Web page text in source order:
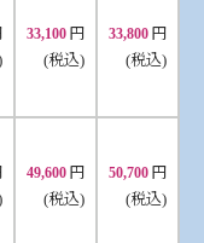
33,100 円
(税込)
33,800 円
(税込)
49,600 円
(税込)
50,700 円
(税込)